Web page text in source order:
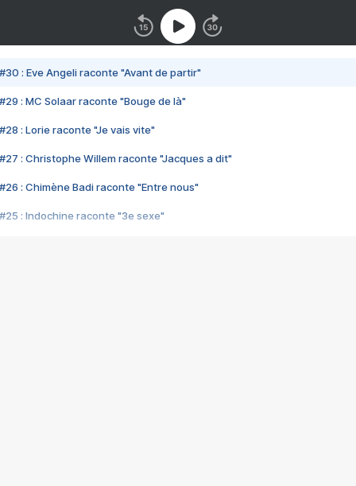
#30 : Eve Angeli raconte "Avant de partir"
#29 : MC Solaar raconte "Bouge de là"
#28 : Lorie raconte "Je vais vite"
#27 : Christophe Willem raconte "Jacques a dit"
#26 : Chimène Badi raconte "Entre nous"
#25 : Indochine raconte "3e sexe"